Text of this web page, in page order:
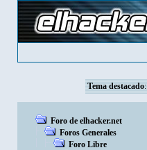
Tema destacado:
Foro de elhacker.net
Foros Generales
Foro Libre